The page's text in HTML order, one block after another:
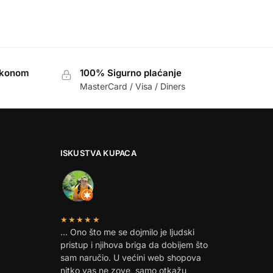
100% Sigurno plaćanje
MasterCard / Visa / Diners
ISKUSTVA KUPACA
★★★★★
… Ono što me se dojmilo je ljudski
pristup i njihova briga da dobijem što
sam naručio. U većini web shopova
nitko vas ne zove, samo otkažu